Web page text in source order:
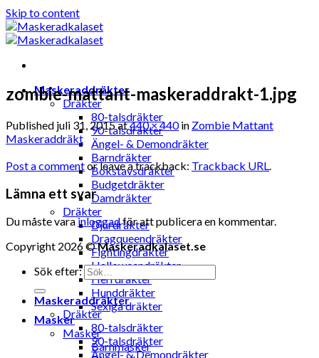
Skip to content
Maskeraddräkter
Dräkter
80-talsdräkter
90-talsdräkter
Ängel- & Demondräkter
Barndräkter
Bokstavsdräkter
Budgetdräkter
Damdräkter
Dräkter
Djurdräkter
Dragqueendräkter
Fightingdräkter
Halloweendräkter
Herrdräkter
Hunddräkter
Sexiga dräkter
Masker
Masker
Barnmasker
zombie-mattant-maskeraddrakt-1.jpg
Published juli 31, 2015at440 × 440in Zombie Mattant
Maskeraddräkt
Post a commentor leave a trackback: Trackback URL.
Lämna ett svar
Du måste varainloggadför att publicera en kommentar.
Copyright 2026 ©Maskeradkalaset.se
Sök efter:
Maskeraddräkter
Dräkter
80-talsdräkter
90-talsdräkter
Ängel- & Demondräkter